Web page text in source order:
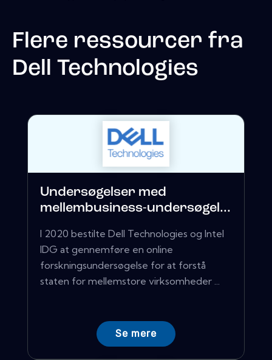
Flere ressourcer fra
Dell Technologies
Undersøgelser med
mellembusiness-undersøgel...
I 2020 bestilte Dell Technologies og Intel
IDG at gennemføre en online
forskningsundersøgelse for at forstå
staten for mellemstore virksomheder ...
Se mere